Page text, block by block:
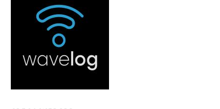
W5WIN
AUTENTIFICACIÓN DE MIEMBROS DEL